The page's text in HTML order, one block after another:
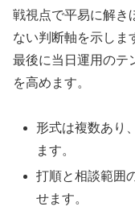
戦視点で平易に解き
ない判断軸を示しま
最後に当日運用のテ
を高めます。
形式は複数あり
ます。
打順と相談範囲
せます。